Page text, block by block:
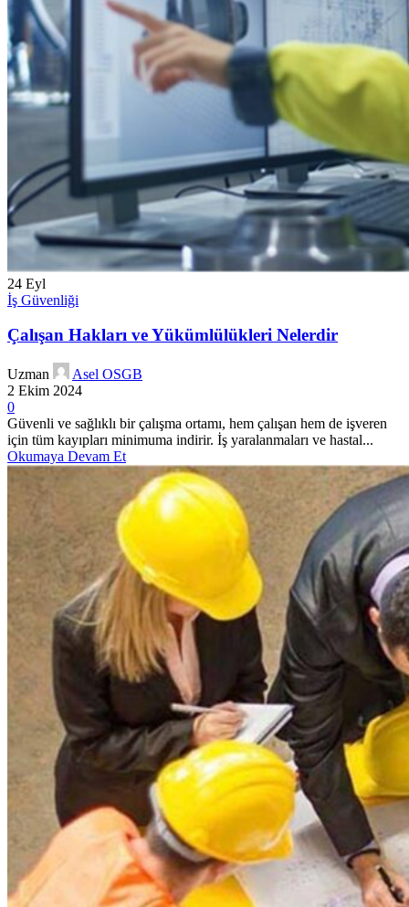
24 Eyl
İş Güvenliği
Çalışan Hakları ve Yükümlülükleri Nelerdir
Uzman
Asel OSGB
2 Ekim 2024
0
Güvenli ve sağlıklı bir çalışma ortamı, hem çalışan hem de işveren
için tüm kayıpları minimuma indirir. İş yaralanmaları ve hastal...
Okumaya Devam Et